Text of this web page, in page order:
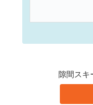
隙間スキ